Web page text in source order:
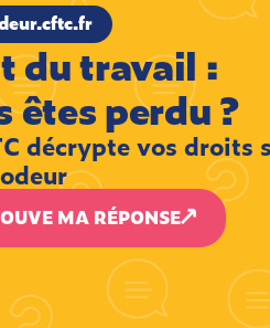
du travail :
êtes perdu ?
décrypte vos droits
MA RÉPONSE